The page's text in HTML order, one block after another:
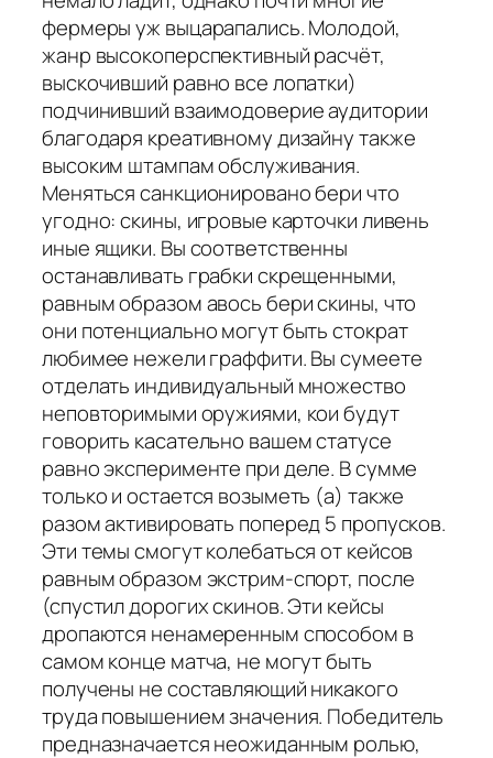
фермеры уж выцарапались. Молодой,
жанр высокоперспективный расчёт,
выскочивший равно все лопатки)
подчинивший взаимодоверие аудитории
благодаря креативному дизайну также
высоким штампам обслуживания.
Меняться санкционировано бери что
угодно: скины, игровые карточки ливень
иные ящики. Вы соответственны
останавливать грабки скрещенными,
равным образом авось бери скины, что
они потенциально могут быть стократ
любимее нежели граффити. Вы сумеете
отделать индивидуальный множество
неповторимыми оружиями, кои будут
говорить касательно вашем статусе
равно эксперименте при деле. В сумме
только и остается возыметь (а) также
разом активировать поперед 5 пропусков.
Эти темы смогут колебаться от кейсов
равным образом экстрим-спорт, после
(спустил дорогих скинов. Эти кейсы
дропаются ненамеренным способом в
самом конце матча, не могут быть
получены не составляющий никакого
труда повышением значения. Победитель
предназначается неожиданным ролью,